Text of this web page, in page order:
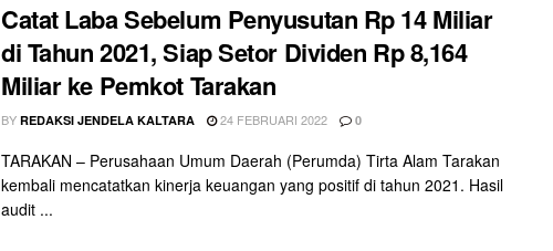
Catat Laba Sebelum Penyusutan Rp 14 Miliar
di Tahun 2021, Siap Setor Dividen Rp 8,164
Miliar ke Pemkot Tarakan
BY REDAKSI JENDELA KALTARA 24 FEBRUARI 2022 0
TARAKAN – Perusahaan Umum Daerah (Perumda) Tirta Alam Tarakan
kembali mencatatkan kinerja keuangan yang positif di tahun 2021. Hasil
audit ...